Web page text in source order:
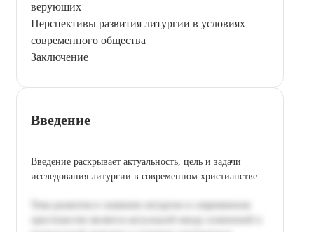
верующих
Перспективы развития литургии в условиях
современного общества
Заключение
Введение
Введение раскрывает актуальность, цель и задачи
исследования литургии в современном христианстве.